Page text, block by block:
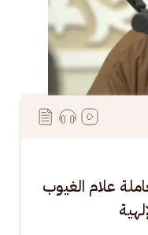
علام الغيوب